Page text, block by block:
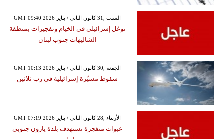
GMT 09:40 2026 السبت ,31 كانون الثاني / يناير
توغل إسرائيلي في الخيام وتفجيرات بمنطقة
الشاليهات جنوب لبنان
GMT 10:13 2026 الجمعة ,30 كانون الثاني / يناير
سقوط مسيّرة إسرائيلية في رب ثلاثين
GMT 07:19 2026 الأربعاء ,28 كانون الثاني / يناير
عبوات متفجرة تستهدف بلدة يارون جنوبي